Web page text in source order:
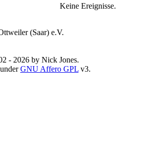
Keine Ereignisse.
(Saar) e.V.
- 2026 by Nick Jones.
GNU Affero GPL v3.